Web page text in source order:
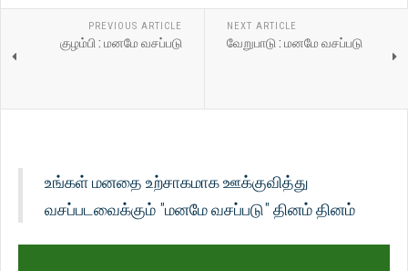
PREVIOUS ARTICLE
குழம்பி : மனமே வசப்படு
NEXT ARTICLE
வேறுபாடு : மனமே வசப்படு
உங்கள் மனதை உற்சாகமாக ஊக்குவித்து
வசப்படவைக்கும் "மனமே வசப்படு" தினம் தினம்